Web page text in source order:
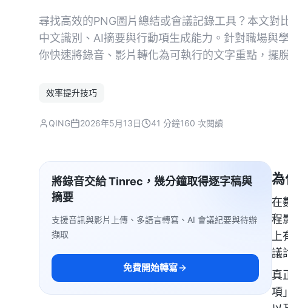
尋找高效的PNG圖片總結或會議記錄工具？本文
中文識別、AI摘要與行動項生成能力。針對職場與
你快速將錄音、影片轉化為可執行的文字重點，擺
效率提升技巧
QING 2026年5月13日 41 分鐘160 次閱讀
將錄音交給 Tinrec，幾分鐘取得逐字稿與
摘要
支援音訊與影片上傳、多語言轉寫、AI 會議紀要與待辦
擷取
免費開始轉寫
為
在
程
上
議
真
項